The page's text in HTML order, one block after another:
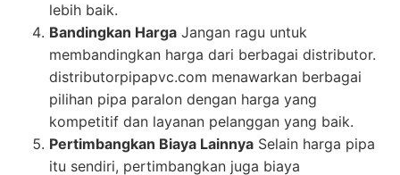
lebih baik.
Bandingkan Harga Jangan ragu untuk
membandingkan harga dari berbagai distributor.
distributorpipapvc.com menawarkan berbagai
pilihan pipa paralon dengan harga yang
kompetitif dan layanan pelanggan yang baik.
Pertimbangkan Biaya Lainnya Selain harga pipa
itu sendiri, pertimbangkan juga biaya